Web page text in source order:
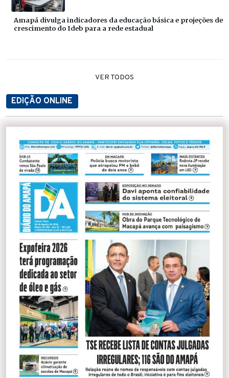
Amapá divulga indicadores da educação básica e projeções de
crescimento do Ideb para a rede estadual
VER TODOS
EDIÇÃO ONLINE